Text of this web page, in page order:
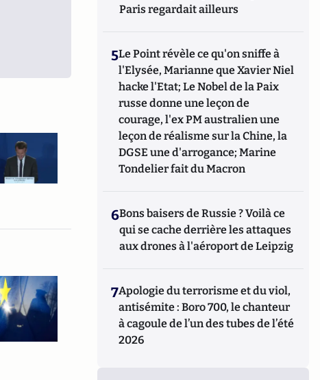
Paris regardait ailleurs
5Le Point révèle ce qu'on sniffe à
l'Elysée, Marianne que Xavier Niel
hacke l'Etat; Le Nobel de la Paix
russe donne une leçon de
courage, l'ex PM australien une
leçon de réalisme sur la Chine, la
DGSE une d'arrogance; Marine
Tondelier fait du Macron
6Bons baisers de Russie ? Voilà ce
qui se cache derrière les attaques
aux drones à l'aéroport de Leipzig
7Apologie du terrorisme et du viol,
antisémite : Boro 700, le chanteur
à cagoule de l’un des tubes de l’été
2026